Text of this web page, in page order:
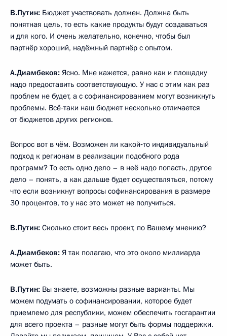
В.Путин: Бюджет участвовать должен. Должна быть
понятная цель, то есть какие продукты будут создаваться
и для кого. И очень желательно, конечно, чтобы был
партнёр хороший, надёжный партнёр с опытом.
А.Диамбеков: Ясно. Мне кажется, равно как и площадку
надо предоставить соответствующую. У нас с этим как раз
проблем не будет, а с софинансированием могут возникнуть
проблемы. Всё‑таки наш бюджет несколько отличается
от бюджетов других регионов.
Вопрос вот в чём. Возможен ли какой‑то индивидуальный
подход к регионам в реализации подобного рода
программ? То есть одно дело – в неё надо попасть, другое
дело – понять, а как дальше будет осуществляться, потому
что если возникнут вопросы софинансирования в размере
30 процентов, то у нас это может не получиться.
В.Путин: Сколько стоит весь проект, по Вашему мнению?
А.Диамбеков: Я так полагаю, что это около миллиарда
может быть.
В.Путин: Вы знаете, возможны разные варианты. Мы
можем подумать о софинансировании, которое будет
приемлемо для республики, можем обеспечить госгарантии
для всего проекта – разные могут быть формы поддержки.